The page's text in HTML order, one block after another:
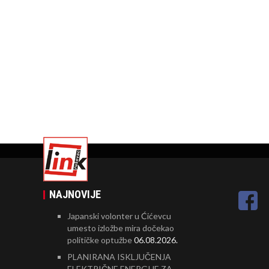
NAJNOVIJE
Japanski volonter u Ćićevcu
umesto izložbe mira dočekao
političke optužbe06.08.2026.
PLANIRANA ISKLJUČENJA